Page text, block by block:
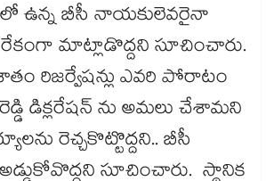
ఉన్న బీసీ నాయకులెవరైనా
మాట్లాడొద్దని సూచించారు.
రిజర్వేషన్లు ఎవరి పోరాటం
డిక్లరేషన్ ను అమలు చేశామని
రెచ్చకొట్టొద్దని.. బీసీ
సూచించారు. స్థానిక